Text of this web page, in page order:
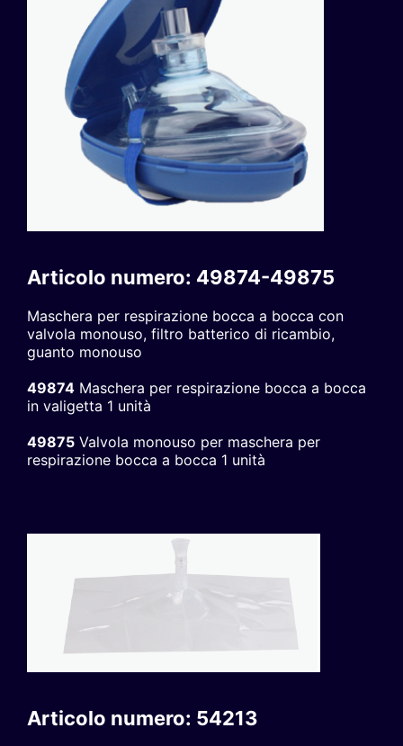
Articolo numero: 49874-49875
Maschera per respirazione bocca a bocca con
valvola monouso, filtro batterico di ricambio,
guanto monouso
49874Maschera per respirazione bocca a bocca
in valigetta 1 unità
49875Valvola monouso per maschera per
respirazione bocca a bocca 1 unità
Articolo numero: 54213